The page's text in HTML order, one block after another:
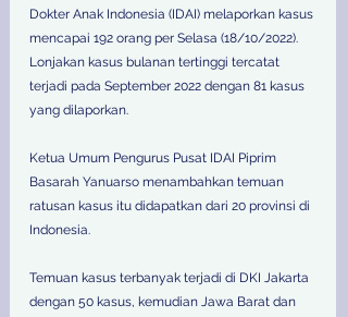
Dokter Anak Indonesia (IDAI) melaporkan kasus
mencapai 192 orang per Selasa (18/10/2022).
Lonjakan kasus bulanan tertinggi tercatat
terjadi pada September 2022 dengan 81 kasus
yang dilaporkan.
Ketua Umum Pengurus Pusat IDAI Piprim
Basarah Yanuarso menambahkan temuan
ratusan kasus itu didapatkan dari 20 provinsi di
Indonesia.
Temuan kasus terbanyak terjadi di DKI Jakarta
dengan 50 kasus, kemudian Jawa Barat dan